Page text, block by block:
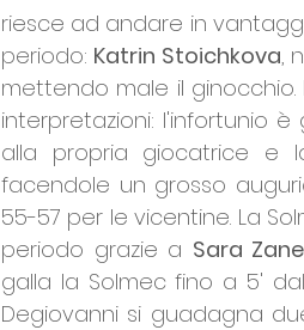
riesce ad andare in
periodo: Katrin Stoichkova,
mettendo male il
interpretazioni: l'infortunio
alla propria giocatrice e
facendole un grosso
55-57 per le vicentine. La
periodo grazie a Sara
galla la Solmec fino a 5'
Degiovanni si guadagna